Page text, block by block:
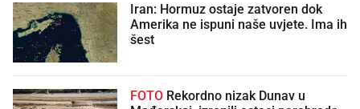
Iran: Hormuz ostaje zatvoren dok
Amerika ne ispuni naše uvjete. Ima ih
šest
FOTO